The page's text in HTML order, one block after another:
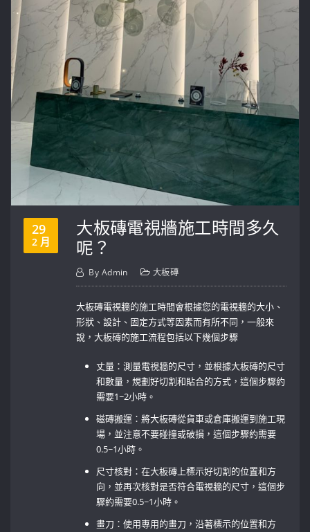
29
2 月
大板磚電視牆施工時間多久
呢？
By Admin 大板磚
大板磚電視牆的施工時間會根據您的電視牆的大小、
形狀、設計、固定方式等因素而有所不同，一般來
說，大板磚的施工流程包括以下幾個步驟
丈量：測量電視牆的尺寸，並根據大板磚的尺寸
和數量，規劃好切割和貼合的方式，這個步驟約
需要1~2小時。
磁磚搬運：將大板磚從貨車或倉庫搬運到施工現
場，並注意不要碰撞或破損，這個步驟約需要
0.5~1小時。
尺寸核對：在大板磚上標示好切割的位置和方
向，並再次核對是否符合電視牆的尺寸，這個步
驟約需要0.5~1小時。
畫刀：使用專用的畫刀，沿著標示的位置和方